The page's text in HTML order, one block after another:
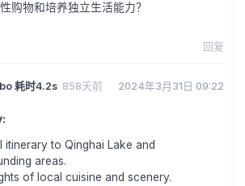
购物和培养独立生活能力？
回复
耗时4.2s 858天前 2024年3月31日 09:22
itinerary to Qinghai Lake and
areas.
of local cuisine and scenery.